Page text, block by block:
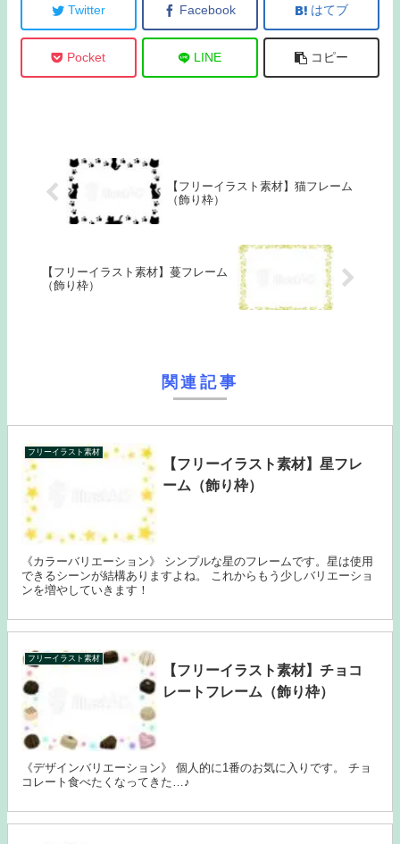
Twitter Facebook はてブ
Pocket LINE コピー
【フリーイラスト素材】猫フレーム
（飾り枠）
【フリーイラスト素材】蔓フレーム
（飾り枠）
関連記事
フリーイラスト素材
【フリーイラスト素材】星フレ
ーム（飾り枠）
《カラーバリエーション》 シンプルな星のフレームです。星は使用
できるシーンが結構ありますよね。 これからもう少しバリエーショ
ンを増やしていきます！
フリーイラスト素材
【フリーイラスト素材】チョコ
レートフレーム（飾り枠）
《デザインバリエーション》 個人的に1番のお気に入りです。 チョ
コレート食べたくなってきた…♪